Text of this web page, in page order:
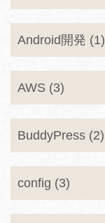
Android開発 (1)
AWS (3)
BuddyPress (2)
config (3)